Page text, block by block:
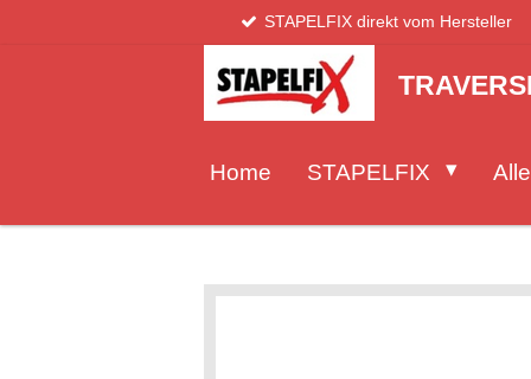
STAPELFIX direkt vom Hersteller
Home STAPELFIX